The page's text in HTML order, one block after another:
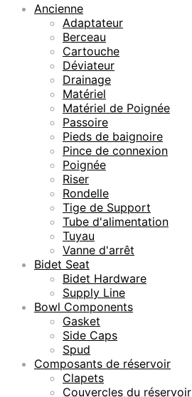
Ancienne
Adaptateur
Berceau
Cartouche
Déviateur
Drainage
Matériel
Matériel de Poignée
Passoire
Pieds de baignoire
Pince de connexion
Poignée
Riser
Rondelle
Tige de Support
Tube d'alimentation
Tuyau
Vanne d'arrêt
Bidet Seat
Bidet Hardware
Supply Line
Bowl Components
Gasket
Side Caps
Spud
Composants de réservoir
Clapets
Couvercles du réservoir